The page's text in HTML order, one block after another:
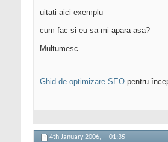
uitati aici exemplu
cum fac si eu sa-mi apara asa?
Multumesc.
Ghid de optimizare SEO pentru
4th January 2006, 01:35